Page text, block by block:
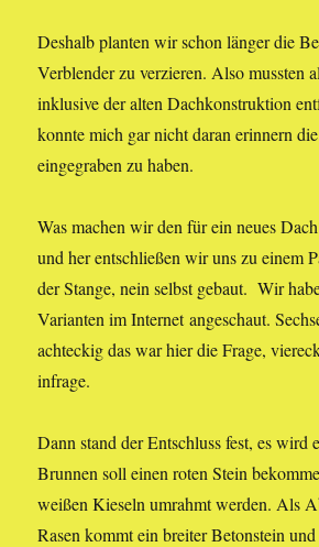
Deshalb planten wir schon länger die
Verblender zu verzieren. Also mussten
inklusive der alten Dachkonstruktion
konnte mich gar nicht daran erinnern
eingegraben zu haben.
Was machen wir den für ein neues
und her entschließen wir uns zu einem
der Stange, nein selbst gebaut. Wir
Varianten im Internet angeschaut.
achteckig das war hier die Frage,
infrage.
Dann stand der Entschluss fest, es
Brunnen soll einen roten Stein
weißen Kieseln umrahmt werden. Als
Rasen kommt ein breiter Betonstein